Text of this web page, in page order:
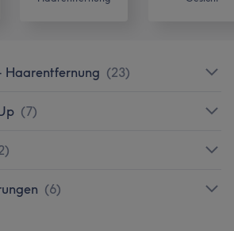
Haarentfernung (23)
(7)
)
(6)